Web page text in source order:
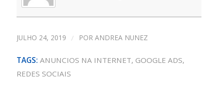
JULHO 24, 2019 / POR ANDREA NUNEZ
TAGS: ANUNCIOS NA INTERNET, GOOGLE ADS,
REDES SOCIAIS